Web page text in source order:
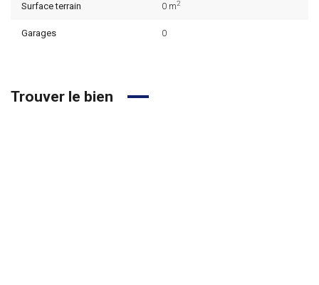
Surface terrain 0 m2
Garages 0
Trouver le bien